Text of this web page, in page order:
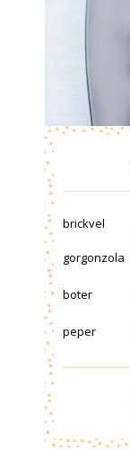
brickvel
gorgonzola
boter
peper